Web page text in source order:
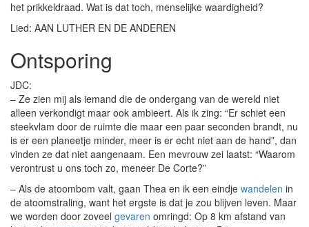
het prikkeldraad. Wat is dat toch, menselijke waardigheid?
Lied: AAN LUTHER EN DE ANDEREN
Ontsporing
JDC:
– Ze zien mij als iemand die de ondergang van de wereld niet
alleen verkondigt maar ook ambieert. Als ik zing: “Er schiet een
steekvlam door de ruimte die maar een paar seconden brandt, nu
is er een planeetje minder, meer is er echt niet aan de hand”, dan
vinden ze dat niet aangenaam. Een mevrouw zei laatst: “Waarom
verontrust u ons toch zo, meneer De Corte?”
– Als de atoombom valt, gaan Thea en ik een eindje wandelen in
de atoomstraling, want het ergste is dat je zou blijven leven. Maar
we worden door zoveel gevaren omringd: Op 8 km afstand van